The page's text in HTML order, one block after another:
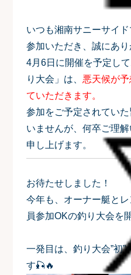
いつも湘南サニーサイ
参加いただき、誠にあ
4月6日に開催を予定し
り大会」は、 悪天候が
ていただきます。
参加をご予定されてい
いませんが、何卒ご理
申し上げます。
お待たせしました！
今年も、オーナー艇と
員参加OKの釣り大会を
一発目は、釣り大会”初”
す🎣🔥